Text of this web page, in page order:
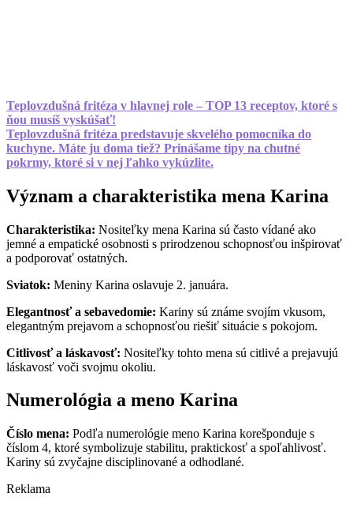
Teplovzdušná fritéza v hlavnej role – TOP 13 receptov, ktoré s
ňou musíš vyskúšať!
Teplovzdušná fritéza predstavuje skvelého pomocníka do
kuchyne. Máte ju doma tiež? Prinášame tipy na chutné
pokrmy, ktoré si v nej ľahko vykúzlite.
Význam a charakteristika mena Karina
Charakteristika: Nositeľky mena Karina sú často vídané ako
jemné a empatické osobnosti s prirodzenou schopnosťou inšpirovať
a podporovať ostatných.
Sviatok: Meniny Karina oslavuje 2. januára.
Elegantnosť a sebavedomie: Kariny sú známe svojím vkusom,
elegantným prejavom a schopnosťou riešiť situácie s pokojom.
Citlivosť a láskavosť: Nositeľky tohto mena sú citlivé a prejavujú
láskavosť voči svojmu okoliu.
Numerológia a meno Karina
Číslo mena: Podľa numerológie meno Karina korešponduje s
číslom 4, ktoré symbolizuje stabilitu, praktickosť a spoľahlivosť.
Kariny sú zvyčajne disciplinované a odhodlané.
Reklama